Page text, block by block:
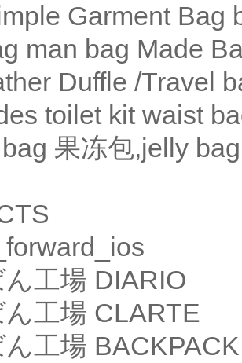
Garment Bag
man bag Made
Duffle /Travel
toilet kit waist
果冻包,jelly bag
工場 DIARIO
工場 CLARTE
工場 BACKPACK